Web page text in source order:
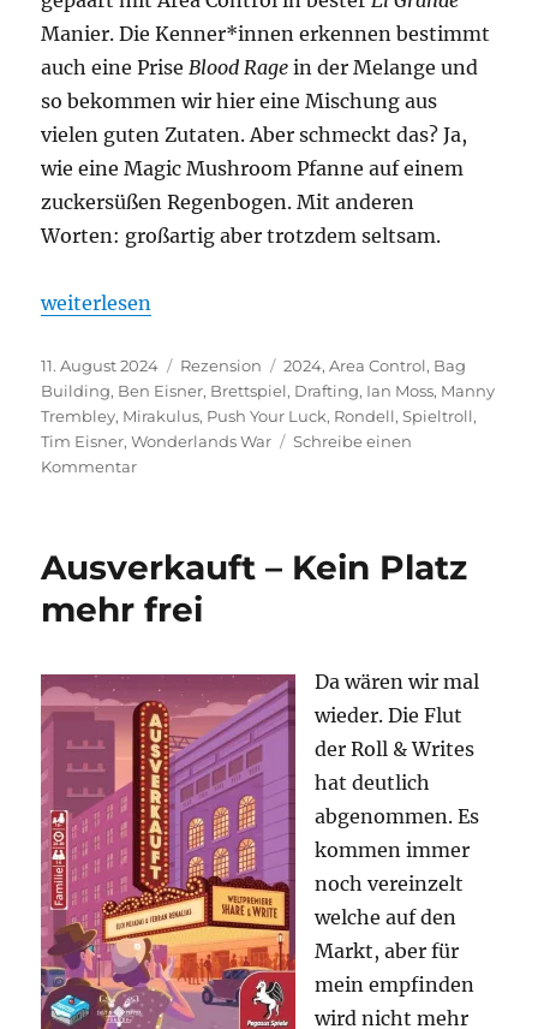
Manier. Die Kenner*innen erkennen bestimmt
auch eine Prise Blood Rage in der Melange und
so bekommen wir hier eine Mischung aus
vielen guten Zutaten. Aber schmeckt das? Ja,
wie eine Magic Mushroom Pfanne auf einem
zuckersüßen Regenbogen. Mit anderen
Worten: großartig aber trotzdem seltsam.
„Wonderlands War Deluxe – Krieg im
weiterlesen
Veröffentlicht
am
11. August 2024 Kategorien
Rezension Schlagwörter
2024,Area Control, Bag
Building, Ben Eisner, Brettspiel, Drafting, Ian Moss, Manny
Trembley, Mirakulus, Push Your Luck, Rondell,Spieltroll,
Tim Eisner,Wonderlands War
Schreibe einen
Kommentarzu
–
Ausverkauft – Kein Platz
mehr frei
Da wären wir mal
wieder. Die Flut
der Roll & Writes
hat deutlich
abgenommen. Es
kommen immer
noch vereinzelt
welche auf den
Markt, aber für
mein empfinden
wird nicht mehr